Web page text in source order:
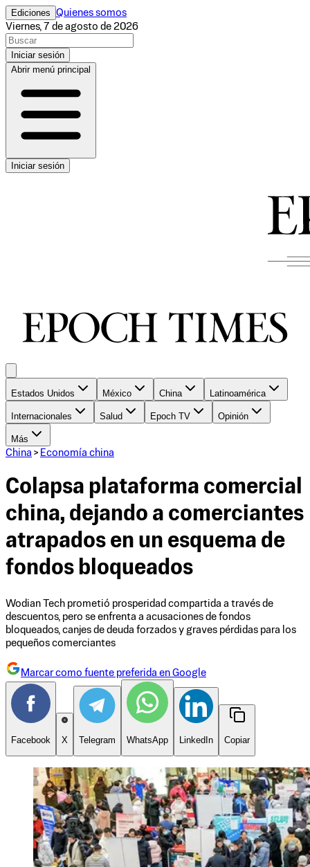
Ediciones Quienes somos
Viernes, 7 de agosto de 2026
Iniciar sesión
Abrir menú principal
Iniciar sesión
Estados Unidos México China Latinoamérica
Internacionales Salud Epoch TV Opinión
Más
China > Economía china
Colapsa plataforma comercial
china, dejando a comerciantes
atrapados en un esquema de
fondos bloqueados
Wodian Tech prometió prosperidad compartida a través de
descuentos, pero se enfrenta a acusaciones de fondos
bloqueados, canjes de deuda forzados y graves pérdidas para los
pequeños comerciantes
Marcar como fuente preferida en Google
Facebook X Telegram WhatsApp LinkedIn Copiar